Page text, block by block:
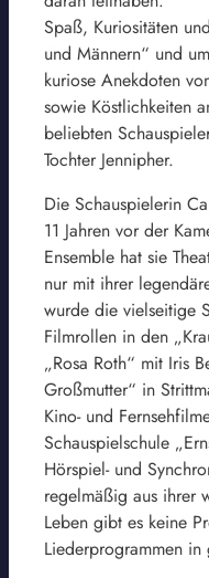
Spaß, Kuriositäten
und Männern“ und
kuriose Anekdoten
sowie Köstlichkeiten
beliebten
Tochter Jennipher.
Die Schauspielerin
11 Jahren vor der
Ensemble hat sie
nur mit ihrer
wurde die vielseitige
Filmrollen in den
„Rosa Roth“ mit Iris
Großmutter“ in
Kino- und
Schauspielschule
Hörspiel- und
regelmäßig aus ihrer
Leben gibt es keine
Liederprogrammen in